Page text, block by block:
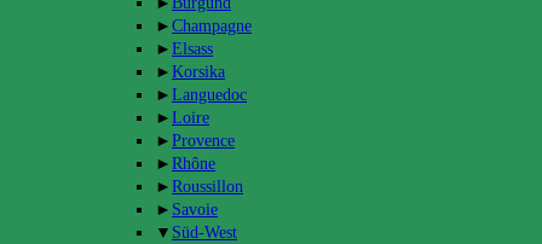
► Champagne
► Elsass
► Korsika
► Languedoc
► Loire
► Provence
► Rhône
► Roussillon
► Savoie
▼ Süd-West